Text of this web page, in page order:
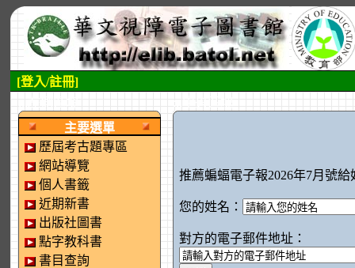
[登入/註冊]
主要選單
歷屆考古題專區
網站導覽
個人書籤
近期新書
出版社圖書
點字教科書
書目查詢
推薦蝙蝠電子報2026年7月號給
您的姓名：
對方的電子郵件地址：